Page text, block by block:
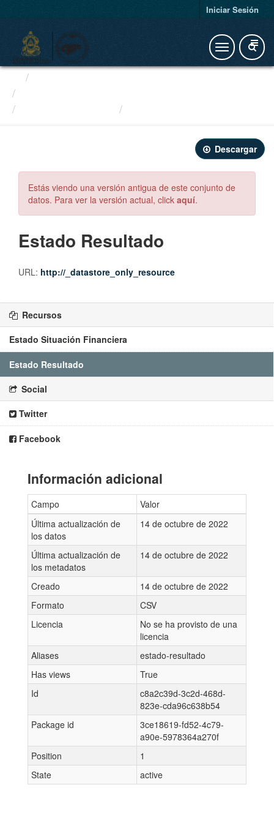
Iniciar Sesión
Descargar
Estás viendo una versión antigua de este conjunto de
datos. Para ver la versión actual, click aquí.
Estado Resultado
URL: http://_datastore_only_resource
Recursos
Estado Situación Financiera
Estado Resultado
Social
Twitter
Facebook
Información adicional
Campo
Valor
Última actualización de
los datos
14 de octubre de 2022
Última actualización de
los metadatos
14 de octubre de 2022
Creado
14 de octubre de 2022
Formato
CSV
Licencia
No se ha provisto de una
licencia
Aliases
estado-resultado
Has views
True
Id
c8a2c39d-3c2d-468d-
823e-cda96c638b54
Package id
3ce18619-fd52-4c79-
a90e-5978364a270f
Position
1
State
active